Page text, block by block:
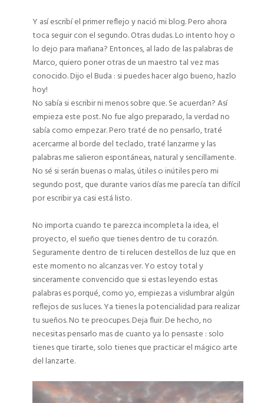
Y así escribí el primer reflejo y nació mi blog. Pero ahora
toca seguir con el segundo. Otras dudas. Lo intento hoy o
lo dejo para mañana? Entonces, al lado de las palabras de
Marco, quiero poner otras de un maestro tal vez mas
conocido. Dijo el Buda : si puedes hacer algo bueno, hazlo
hoy!
No sabía si escribir ni menos sobre que. Se acuerdan? Así
empieza este post. No fue algo preparado, la verdad no
sabía como empezar. Pero traté de no pensarlo, traté
acercarme al borde del teclado, traté lanzarme y las
palabras me salieron espontáneas, natural y sencillamente.
No sé si serán buenas o malas, útiles o inútiles pero mi
segundo post, que durante varios días me parecía tan difícil
por escribir ya casi está listo.
No importa cuando te parezca incompleta la idea, el
proyecto, el sueño que tienes dentro de tu corazón.
Seguramente dentro de ti relucen destellos de luz que en
este momento no alcanzas ver. Yo estoy total y
sinceramente convencido que si estas leyendo estas
palabras es porqué, como yo, empiezas a vislumbrar algún
reflejos de sus luces. Ya tienes la potencialidad para realizar
tu sueños. No te preocupes. Deja fluir. De hecho, no
necesitas pensarlo mas de cuanto ya lo pensaste : solo
tienes que tirarte, solo tienes que practicar el mágico arte
del lanzarte.